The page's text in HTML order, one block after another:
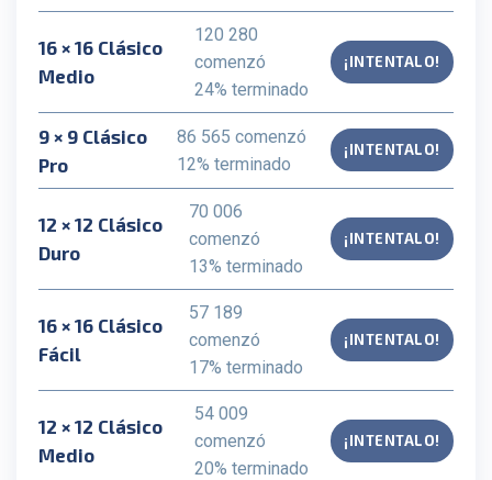
16 × 16 Clásico
Medio
120 280
comenzó
24% terminado
¡INTENTALO!
9 × 9 Clásico
Pro
86 565 comenzó
12% terminado
¡INTENTALO!
12 × 12 Clásico
Duro
70 006
comenzó
13% terminado
¡INTENTALO!
16 × 16 Clásico
Fácil
57 189
comenzó
17% terminado
¡INTENTALO!
12 × 12 Clásico
Medio
54 009
comenzó
20% terminado
¡INTENTALO!